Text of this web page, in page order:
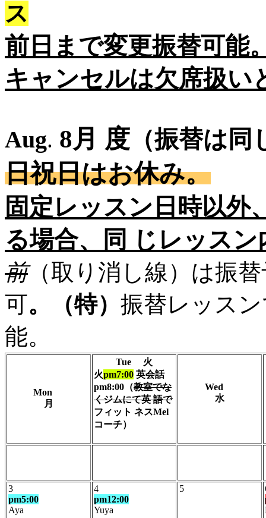
ス
前日まで変更振替可能
キャンセルは欠席扱い
Aug. 8月 度 （振替
日祝日はお休み。
固定レッスン日時以外
る場合、同 じレッス
前（取り消し線）は振
可。 （特） 振替レッス
能。
Mon
月
Tue 火
火pm7:00 英会話
pm8:00（教室でな
くジムにて英 語で
フィット ネスMel
コーチ）
Wed
水
3
pm5:00
Aya
4
pm12:00
Yuya
5